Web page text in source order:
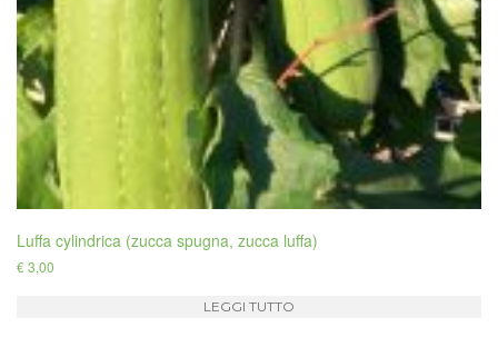
Luffa cylindrica (zucca spugna, zucca luffa)
€3,00
LEGGI TUTTO